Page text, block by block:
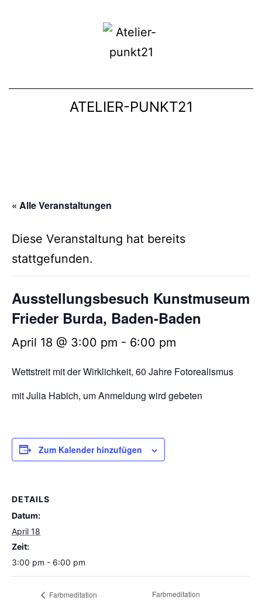
ATELIER-PUNKT21
« Alle Veranstaltungen
Diese Veranstaltung hat bereits
stattgefunden.
Ausstellungsbesuch Kunstmuseum
Frieder Burda, Baden-Baden
April 18 @ 3:00 pm - 6:00 pm
Wettstreit mit der Wirklichkeit, 60 Jahre Fotorealismus
mit Julia Habich, um Anmeldung wird gebeten
Zum Kalender hinzufügen
DETAILS
Datum:
April 18
Zeit:
3:00 pm - 6:00 pm
Farbmeditation
Farbmeditation